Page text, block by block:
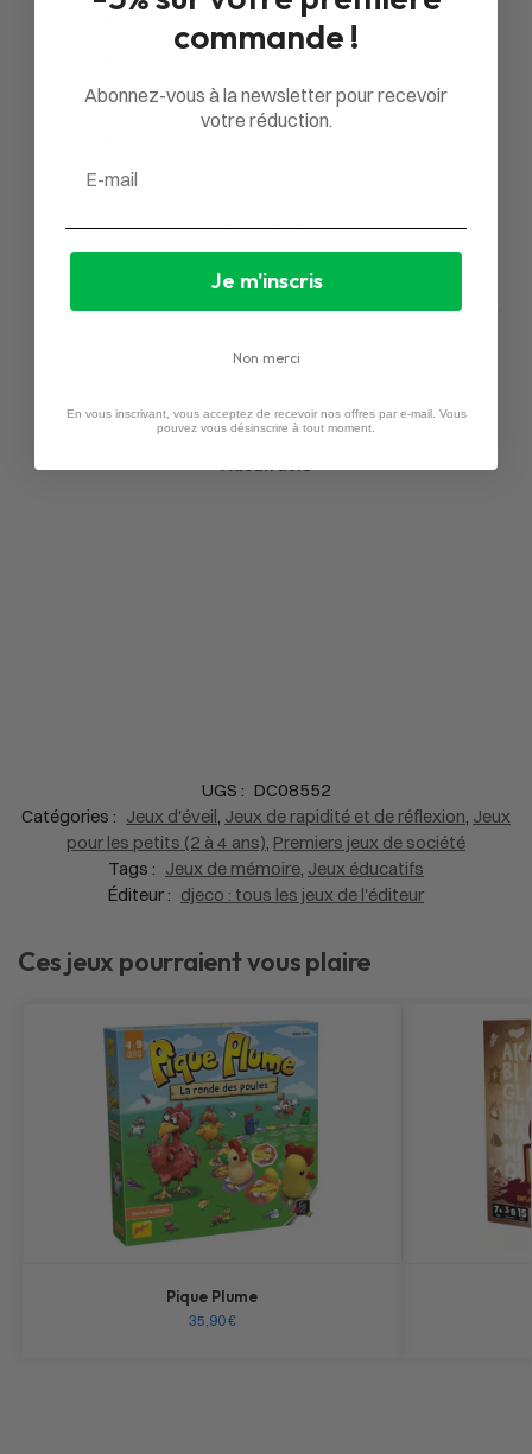
2
0%
Questions 0
Aucun avis
UGS : DC08552
Catégories : Jeux d'éveil, Jeux de rapidité et de réflexion, Jeux
pour les petits (2 à 4 ans), Premiers jeux de société
Tags : Jeux de mémoire, Jeux éducatifs
Éditeur : djeco : tous les jeux de l'éditeur
Ces jeux pourraient vous plaire
Pique Plume
35,90€
commande !
Abonnez-vous à la newsletter pour recevoir
votre réduction.
Je m'inscris
Non merci
En vous inscrivant, vous acceptez de recevoir nos offres par e-mail. Vous
pouvez vous désinscrire à tout moment.